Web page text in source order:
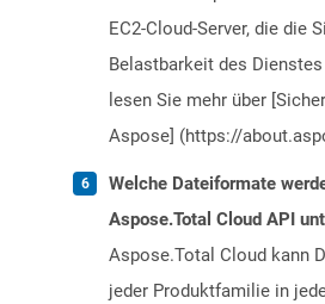
EC2-Cloud-Server, die die
Belastbarkeit des
lesen Sie mehr über
Aspose] (https://
Welche Dateiformate
Aspose.Total Cloud API
Aspose.Total Cloud kann
jeder Produktfamilie in